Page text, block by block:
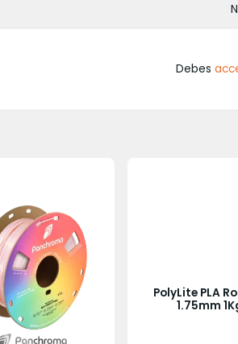
Debes
PolyLite PLA
1.75mm